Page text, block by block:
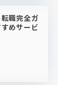
職完全ガ
めサービ